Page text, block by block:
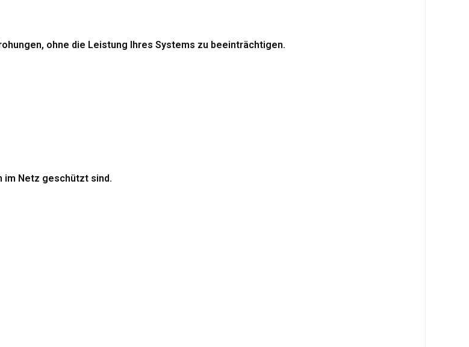
ohne die Leistung Ihres Systems zu beeinträchtigen.
im Netz geschützt sind.